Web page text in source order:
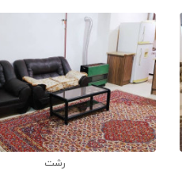
رشت